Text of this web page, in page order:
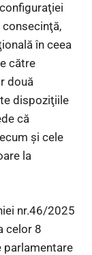
în ceea
către
două
dispoziţiile
că
şi cele
la
nr.46/2025
celor 8
parlamentare